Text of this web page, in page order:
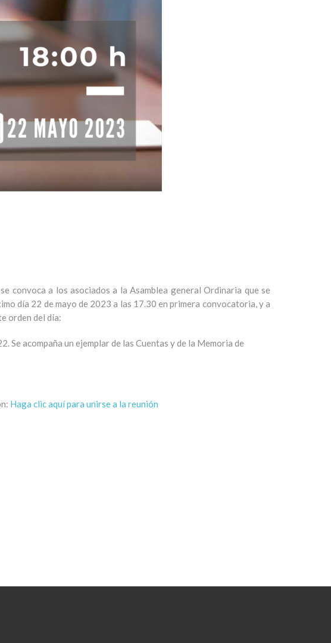
convoca a los asociados a la Asamblea general Ordinaria que se
día 22 de mayo de 2023 a las 17.30 en primera convocatoria, y a
orden del día:
Se acompaña un ejemplar de las Cuentas y de la Memoria de
Haga clic aquí para unirse a la reunión